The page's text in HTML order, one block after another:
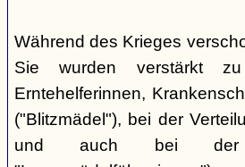
Während des Krieges
Sie wurden verstärkt
Erntehelferinnen,
("Blitzmädel"), bei der
und auch bei der